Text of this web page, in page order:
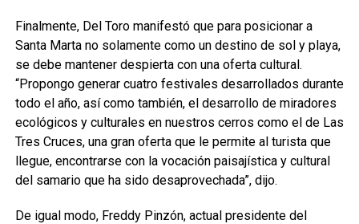
Finalmente, Del Toro manifestó que para posicionar a
Santa Marta no solamente como un destino de sol y playa,
se debe mantener despierta con una oferta cultural.
“Propongo generar cuatro festivales desarrollados durante
todo el año, así como también, el desarrollo de miradores
ecológicos y culturales en nuestros cerros como el de Las
Tres Cruces, una gran oferta que le permite al turista que
llegue, encontrarse con la vocación paisajística y cultural
del samario que ha sido desaprovechada”, dijo.
De igual modo, Freddy Pinzón, actual presidente del